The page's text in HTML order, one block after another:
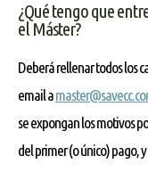
¿Qué tengo que
el Máster?
Deberá rellenar todos los
email a
se expongan los motivos
del primer (o único) pago,